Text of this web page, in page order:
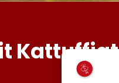
Kattuffiat